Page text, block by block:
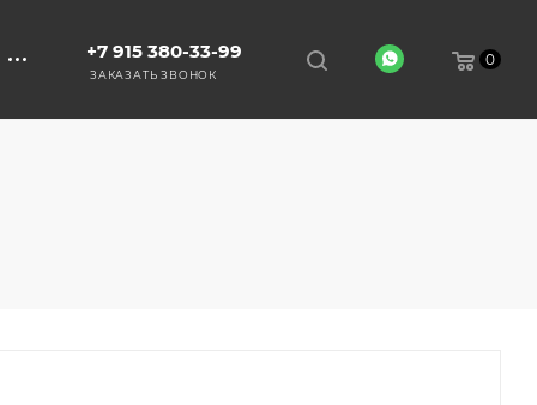
+7 915 380-33-99
ЗАКАЗАТЬ ЗВОНОК
0